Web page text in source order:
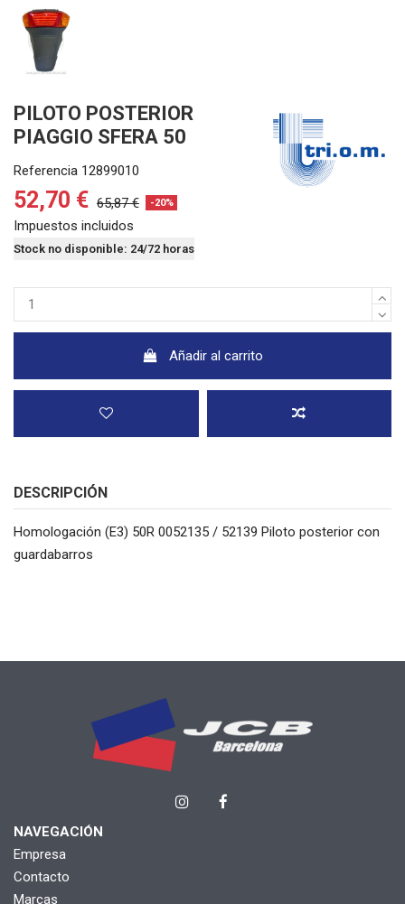
PILOTO POSTERIOR
PIAGGIO SFERA 50
Referencia 12899010
52,70 € 65,87 € -20%
Impuestos incluidos
Stock no disponible: 24/72 horas
Añadir al carrito
DESCRIPCIÓN
Homologación (E3) 50R 0052135 / 52139 Piloto posterior con
guardabarros
NAVEGACIÓN
Empresa
Contacto
Marcas